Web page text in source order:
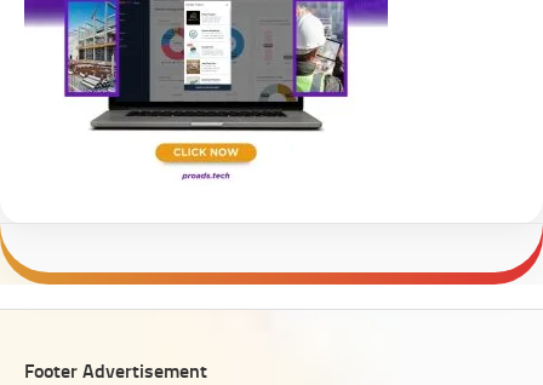
Footer Advertisement